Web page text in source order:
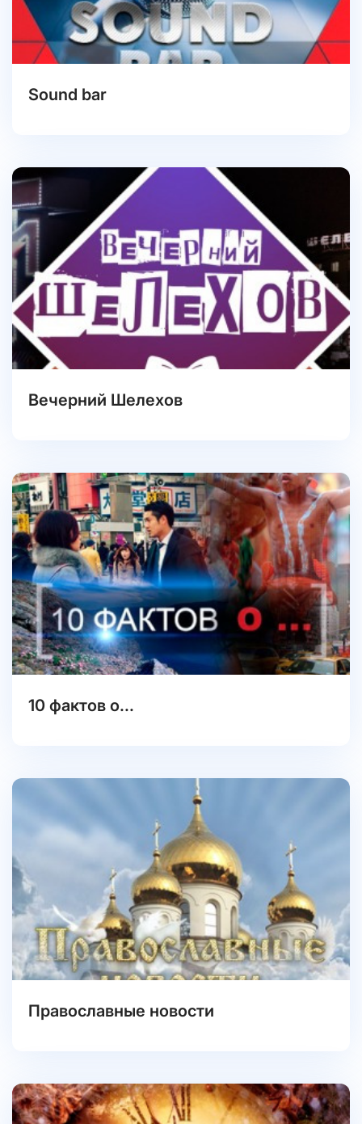
Sound bar
Вечерний Шелехов
10 фактов о...
Православные новости